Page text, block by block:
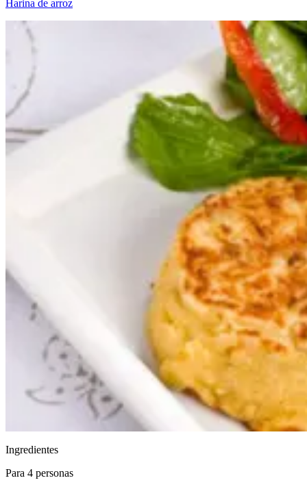
Harina de arroz​​​​‌ ‍ ​‍​‍‌‍ ‌ ​‍‌‍‍‌‌‍‌ ‌‍‍‌‌‍ ‍​‍​‍​ ‍‍​‍​‍‌ ​ ‌‍​‌‌‍ ‍‌‍‍‌‌ ‌​‌ ‍‌​‍ ‍‌‍‍‌‌‍ ​‍​‍​‍ ​​‍​‍‌‍‍​‌ ​‍‌‍‌‌‌‍‌‍​‍​‍​ ‍‍​‍​‍‌‍‍​‌ ‌​‌ ‌​‌ ​​‌ ​ ​ ‍‍​‍ ​‍ ‌ ‌​‌ ‌‌‌‍​ ‌‍​‌‌ ​​‌‍‌‌‌‍ ​​‍ ‍‌ ​ ‌‍​‌‌‍ ‍‌‍‍‌‌ ‌​‌ ‍‌​‍ ‍‌ ​ ‌ ‌​‌ ‌‌‌‍‌​‌‍‍‌‌‍ ​‍ ‌‍‍‌‌‍ ‍‌ ‌​‌‍‌‌‌‍ ‍‌ ‌​​‍ ‌‍‌‌‌‍‌​‌‍‍‌‌ ‌​​‍ ‌‍ ‌‌‍ ‌‍‌​‌‍‌‌​ ‌‌ ​​‌ ​‍‌‍‌‌‌ ​ ‌‍‌‌‌‍ ‍‌ ‌​‌‍​‌‌ ‌​‌‍‍‌‌‍ ‌‍ ‍​ ‍ ‌‍‍‌‌‍‌​​ ‌​ ​ ​ ‍​​ ​‍‌‍‌‌​ ‌‌‌‍​ ​ ‍‌​ ‍​​‍ ‌​ ​‍​ ‍​‌‍​ ‌‍‌‌​‍ ‌​ ‌​​ ​​​ ​ ​ ‍​​‍ ‌‌‍​‍‌‍​‍‌‍‌‌​ ​‌​‍ ‌​ ​​​ ‍‌‌‍​‌‌‍‌‌‌‍​ ​ ‌ ​ ​‍​ ‌​​ ​​​ ‍‌​ ‌ ‌‍​‌​ ‍ ‌ ‌​‌ ‍‌‌ ​​‌‍‌‌​ ‌‌ ​​‌ ​‍‌‍ ‌‍‌​‌ ‌‌‌‍​ ‌ ‌​‌​​ ‌‍​‌‌ ‌​‌‍‌‌‌‍‌ ‌‍ ‌ ​‍‌ ‍‌​ ‍ ‌ ​​‌‍​‌‌ ‌​‌‍‍​​ ‌‌ ‌​‌‍‍‌‌ ‌​‌‍ ​‌‍‌‌​ ‌‍​‍‌‍​‌‌ ​ ‌‍‌‌‌‌‌‌‌ ​‍‌‍ ​​ ‌‌‍‍​‌ ‌​‌ ‌​‌ ​​‌ ​ ​‍‌‌​ ​ ‌​​‌​‍‌‌​ ​‍‌​‌‍​‍‌‌​ ​‍‌​‌‍‌ ‌​‌ ‌‌‌‍​ ‌‍​‌‌ ​​‌‍‌‌‌‍ ​​‍ ‍‌ ​ ‌‍​‌‌‍ ‍‌‍‍‌‌ ‌​‌ ‍‌​‍ ‍‌ ​ ‌ ‌​‌ ‌‌‌‍‌​‌‍‍‌‌‍ ​‍‌‍‌‍‍‌‌‍‌​​ ‌​ ​ ​ ‍​​ ​‍‌‍‌‌​ ‌‌‌‍​ ​ ‍‌​ ‍​​‍ ‌​ ​‍​ ‍​‌‍​ ‌‍‌‌​‍ ‌​ ‌​​ ​​​ ​ ​ ‍​​‍ ‌‌‍​‍‌‍​‍‌‍‌‌​ ​‌​‍ ‌​ ​​​ ‍‌‌‍​‌‌‍‌‌‌‍​ ​ ‌ ​ ​‍​ ‌​​ ​​​ ‍‌​ ‌ ‌‍​‌​‍‌‍‌ ‌​‌ ‍‌‌ ​​‌‍‌‌​ ‌‌ ​​‌ ​‍‌‍ ‌‍‌​‌ ‌‌‌‍​ ‌ ‌​‌​​ ‌‍​‌‌ ‌​‌‍‌‌‌‍‌ ‌‍ ‌ ​‍‌ ‍‌​‍‌‍‌ ​​‌‍​‌‌ ‌​‌‍‍​​ ‌‌ ‌​‌‍‍‌‌ ‌​‌‍ ​‌‍‌‌​‍‌‍‌ ​​‌‍‌‌‌ ​‍‌ ​ ‌ ​​‌‍‌‌‌‍​ ‌ ‌​‌‍‍‌‌ ‌‍‌‍‌‌​ ‌‌ ​​‌ ‌‌‌‍​‍‌‍ ​‌‍‍‌‌ ​ ‌‍‍​‌‍‌‌‌‍‌​​‍​‍‌ ‌
Ingredientes
Para 4 personas​​​​‌ ‍ ​‍​‍‌‍ ‌ ​‍‌‍‍‌‌‍‌ ‌‍‍‌‌‍ ‍​‍​‍​ ‍‍​‍​‍‌ ​ ‌‍​‌‌‍ ‍‌‍‍‌‌ ‌​‌ ‍‌​‍ ‍‌‍‍‌‌‍ ​‍​‍​‍ ​​‍​‍‌‍‍​‌ ​‍‌‍‌‌‌‍‌‍​‍​‍​ ‍‍​‍​‍‌‍‍​‌ ‌​‌ ‌​‌ ​​‌ ​ ​ ‍‍​‍ ​‍ ‌ ‌​‌ ‌‌‌‍​ ‌‍​‌‌ ​​‌‍‌‌‌‍ ​​‍ ‍‌ ​ ‌‍​‌‌‍ ‍‌‍‍‌‌ ‌​‌ ‍‌​‍ ‍‌ ​ ‌ ‌​‌ ‌‌‌‍‌​‌‍‍‌‌‍ ​‍ ‌‍‍‌‌‍ ‍‌ ‌​‌‍‌‌‌‍ ‍‌ ‌​​‍ ‌‍‌‌‌‍‌​‌‍‍‌‌ ‌​​‍ ‌‍ ‌‌‍ ‌‍‌​‌‍‌‌​ ‌‌ ​​‌ ​‍‌‍‌‌‌ ​ ‌‍‌‌‌‍ ‍‌ ‌​‌‍​‌‌ ‌​‌‍‍‌‌‍ ‌‍ ‍​ ‍ ‌‍‍‌‌‍‌​​ ‌‌ ​‍‌‍‌‌‌‍​ ‌‍‍‌‌ ​​‌‍‌‌​‍ ‌​ ‌ ​ ‍​​ ‌‌​ ​‍​ ‍ ‌ ‌​‌ ‍‌‌ ​​‌‍‌‌​ ‌‌ ​‍‌‍‌‌‌‍​ ‌‍‍‌‌ ​​‌‍‌‌​ ‍ ‌ ​​‌‍​‌‌ ‌​‌‍‍​​ ‌‌‍‍‌‌‍ ‍‌‍‌ ‌ ​‍‌‍‌‌‌‍‌​‌‍‍‌‌‍‌‌‌‍ ‍‌ ‌​‌ ​ ​‍‌‌​ ‌‌‌​​‍‌‌ ‌‍‍ ‌‍‌‌‌ ‍‌​‍‌‌​ ​ ‌​‌​​‍‌‌​ ​ ‌​‌​​‍‌‌​ ​‍​ ​‍‌‍​‍​ ‌​‌‍‌‌​ ‍‌​ ‌‌​ ​ ‌‍​ ‌‍‌‍​ ​​​ ​ ‌‍‌‌​ ‍​​‍‌‌​ ​‍​ ​‍​‍‌‌​ ‌‌‌​‌​​‍ ‍‌‍​ ‌‍‍​‌‍‍‌‌‍ ​‌‍‌​‌ ​‍‌‍‌‌‌‍ ‍​‍‌‌​ ‌‌‌​​‍‌‌ ‌‍‍ ‌‍‌‌‌ ‍‌​‍‌‌​ ​ ‌​‌​​‍‌‌​ ​ ‌​‌​​‍‌‌​ ​‍​ ​‍​ ‌‍‌‍​ ​ ‍​​ ‍​‌‍​ ​ ‌ ​ ​‍​ ‌‍​ ‌​‌‍‌‌​ ​​​ ​ ​‍‌‌​ ​‍​ ​‍​‍‌‌​ ‌‌‌​‌​​‍ ‍‌ ‌​‌‍‌‌‌ ‍​‌ ‌​​ ‌‍​‍‌‍​‌‌ ​ ‌‍‌‌‌‌‌‌‌ ​‍‌‍ ​​ ‌‌‍‍​‌ ‌​‌ ‌​‌ ​​‌ ​ ​‍‌‌​ ​ ‌​​‌​‍‌‌​ ​‍‌​‌‍​‍‌‌​ ​‍‌​‌‍‌ ‌​‌ ‌‌‌‍​ ‌‍​‌‌ ​​‌‍‌‌‌‍ ​​‍ ‍‌ ​ ‌‍​‌‌‍ ‍‌‍‍‌‌ ‌​‌ ‍‌​‍ ‍‌ ​ ‌ ‌​‌ ‌‌‌‍‌​‌‍‍‌‌‍ ​‍‌‍‌‍‍‌‌‍‌​​ ‌‌ ​‍‌‍‌‌‌‍​ ‌‍‍‌‌ ​​‌‍‌‌​‍ ‌​ ‌ ​ ‍​​ ‌‌​ ​‍​‍‌‍‌ ‌​‌ ‍‌‌ ​​‌‍‌‌​ ‌‌ ​‍‌‍‌‌‌‍​ ‌‍‍‌‌ ​​‌‍‌‌​‍‌‍‌ ​​‌‍​‌‌ ‌​‌‍‍​​ ‌‌‍‍‌‌‍ ‍‌‍‌ ‌ ​‍‌‍‌‌‌‍‌​‌‍‍‌‌‍‌‌‌‍ ‍‌ ‌​‌ ​ ​‍‌‌​ ‌‌‌​​‍‌‌ ‌‍‍ ‌‍‌‌‌ ‍‌​‍‌‌​ ​ ‌​‌​​‍‌‌​ ​ ‌​‌​​‍‌‌​ ​‍​ ​‍‌‍​‍​ ‌​‌‍‌‌​ ‍‌​ ‌‌​ ​ ‌‍​ ‌‍‌‍​ ​​​ ​ ‌‍‌‌​ ‍​​‍‌‌​ ​‍​ ​‍​‍‌‌​ ‌‌‌​‌​​‍ ‍‌‍​ ‌‍‍​‌‍‍‌‌‍ ​‌‍‌​‌ ​‍‌‍‌‌‌‍ ‍​‍‌‌​ ‌‌‌​​‍‌‌ ‌‍‍ ‌‍‌‌‌ ‍‌​‍‌‌​ ​ ‌​‌​​‍‌‌​ ​ ‌​‌​​‍‌‌​ ​‍​ ​‍​ ‌‍‌‍​ ​ ‍​​ ‍​‌‍​ ​ ‌ ​ ​‍​ ‌‍​ ‌​‌‍‌‌​ ​​​ ​ ​‍‌‌​ ​‍​ ​‍​‍‌‌​ ‌‌‌​‌​​‍ ‍‌ ‌​‌‍‌‌‌ ‍​‌ ‌​​‍‌‍‌ ​​‌‍‌‌‌ ​‍‌ ​ ‌ ​​‌‍‌‌‌‍​ ‌ ‌​‌‍‍‌‌ ‌‍‌‍‌‌​ ‌‌ ​​‌ ‌‌‌‍​‍‌‍ ​‌‍‍‌‌ ​ ‌‍‍​‌‍‌‌‌‍‌​​‍​‍‌ ‌